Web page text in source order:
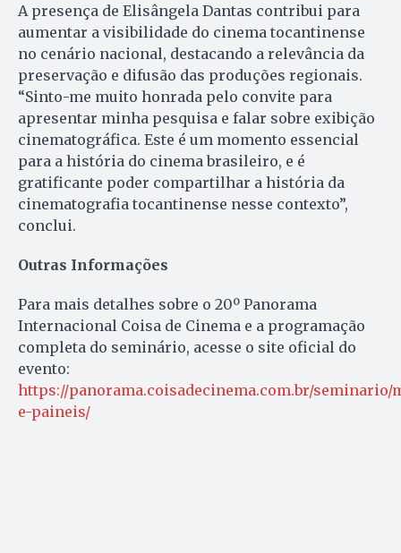
A presença de Elisângela Dantas contribui para
aumentar a visibilidade do cinema tocantinense
no cenário nacional, destacando a relevância da
preservação e difusão das produções regionais.
“Sinto-me muito honrada pelo convite para
apresentar minha pesquisa e falar sobre exibição
cinematográfica. Este é um momento essencial
para a história do cinema brasileiro, e é
gratificante poder compartilhar a história da
cinematografia tocantinense nesse contexto”,
conclui.
Outras Informações
Para mais detalhes sobre o 20º Panorama
Internacional Coisa de Cinema e a programação
completa do seminário, acesse o site oficial do
evento:
https://panorama.coisadecinema.com.br/seminario/
e-paineis/